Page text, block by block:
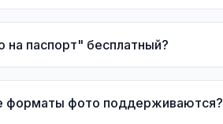
на паспорт" бесплатный?
форматы фото поддерживаются?